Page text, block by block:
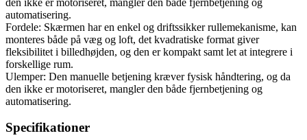
automatisering.
Fordele: Skærmen har en enkel og driftssikker rullemekanisme, kan
monteres både på væg og loft, det kvadratiske format giver
fleksibilitet i billedhøjden, og den er kompakt samt let at integrere i
forskellige rum.
Ulemper: Den manuelle betjening kræver fysisk håndtering, og da
den ikke er motoriseret, mangler den både fjernbetjening og
automatisering.
Specifikationer